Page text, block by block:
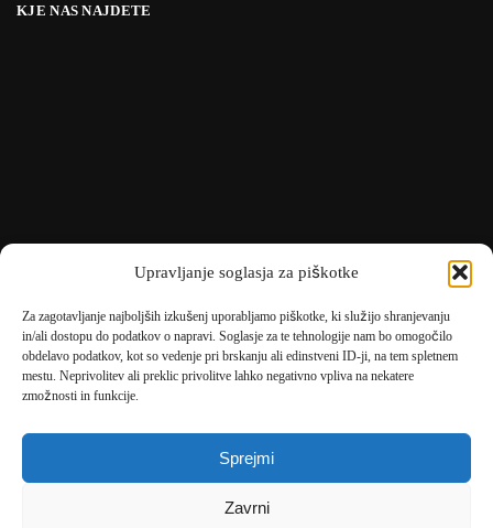
Upravljanje soglasja za piškotke
Za zagotavljanje najboljših izkušenj uporabljamo piškotke, ki služijo shranjevanju
in/ali dostopu do podatkov o napravi. Soglasje za te tehnologije nam bo omogočilo
obdelavo podatkov, kot so vedenje pri brskanju ali edinstveni ID-ji, na tem spletnem
mestu. Neprivolitev ali preklic privolitve lahko negativno vpliva na nekatere
zmožnosti in funkcije.
Sprejmi
Zavrni
KJE NAS NAJDETE
🎄umetne-jelke.si
🇩🇪bonsai-kunstblumen.de